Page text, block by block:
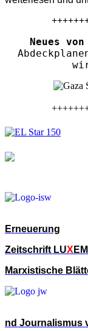
Neues
Erneuerung
Zeitschrift LUX
Marxistische
nd Journalismus